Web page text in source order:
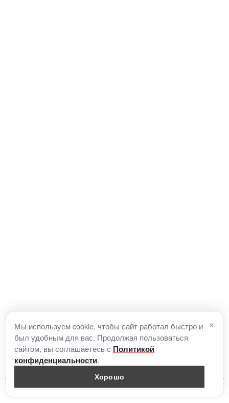
Мы используем cookie, чтобы сайт работал быстро и
был удобным для вас. Продолжая пользоваться
сайтом, вы соглашаетесь с Политикой
конфиденциальности.
Хорошо
×